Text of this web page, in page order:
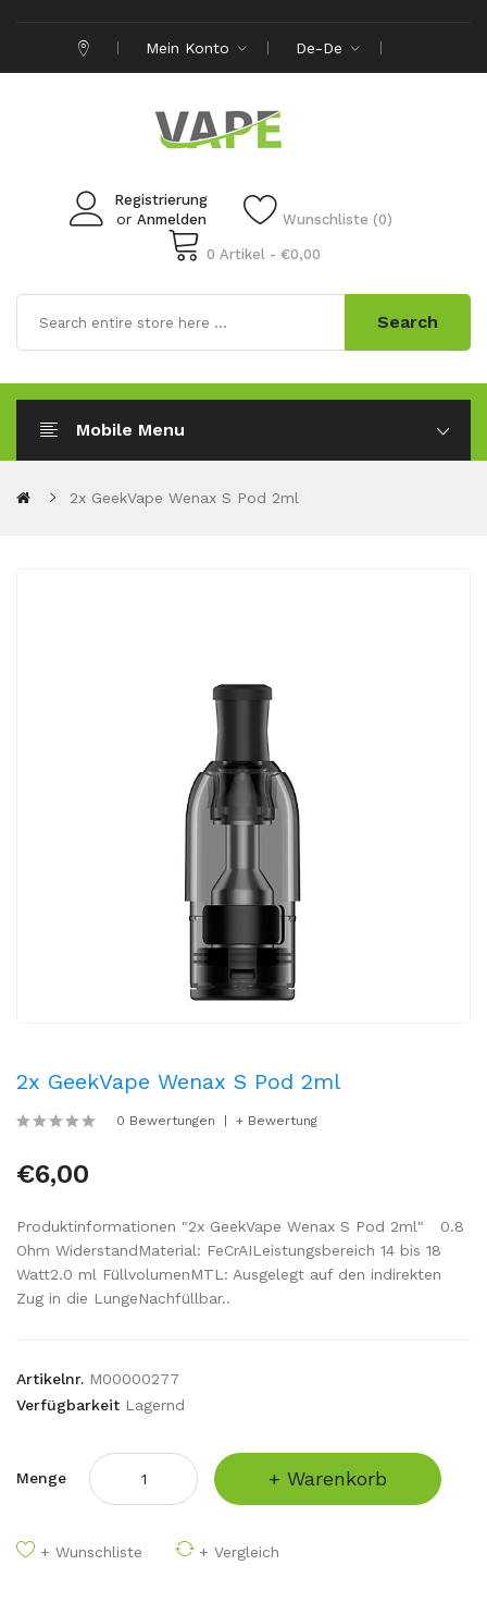
Mein Konto De-De
Registrierung
or Anmelden Wunschliste (0)
0 Artikel - €0,00
Search
Mobile Menu
2x GeekVape Wenax S Pod 2ml
2x GeekVape Wenax S Pod 2ml
0 Bewertungen + Bewertung
€6,00
Produktinformationen "2x GeekVape Wenax S Pod 2ml" 0.8
Ohm WiderstandMaterial: FeCrAILeistungsbereich 14 bis 18
Watt2.0 ml FüllvolumenMTL: Ausgelegt auf den indirekten
Zug in die LungeNachfüllbar..
Artikelnr. M00000277
Verfügbarkeit Lagernd
Menge + Warenkorb
+ Wunschliste + Vergleich